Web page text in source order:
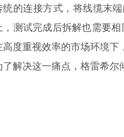
统的连接方式，将线缆末
，测试完成后拆解也需要
高度重视效率的市场环境下
了解决这一痛点，格雷希